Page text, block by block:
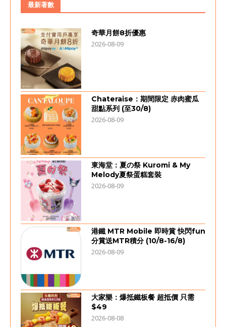
最新著數
奇華月餅8折優惠
2026-08-09
Chateraise：期間限定 赤肉蜜瓜
甜點系列 (至30/8)
2026-08-09
東海堂：夏の祭 Kuromi & My
Melody夏祭蛋糕套裝
2026-08-09
港鐵 MTR Mobile 即時賞 快閃fun
分賞送MTR積分 (10/8-16/8)
2026-08-09
大家樂：爆抵鐵板餐 超抵價 只需
$49
2026-08-08